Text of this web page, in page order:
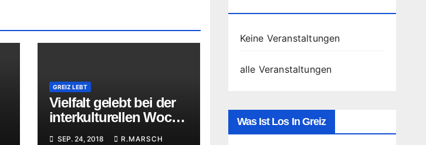
GREIZ LEBT
Vielfalt gelebt bei der
interkulturellen Woche
SEP. 24, 2018 R.MARSCH
Keine Veranstaltungen
alle Veranstaltungen
Was Ist Los In Greiz